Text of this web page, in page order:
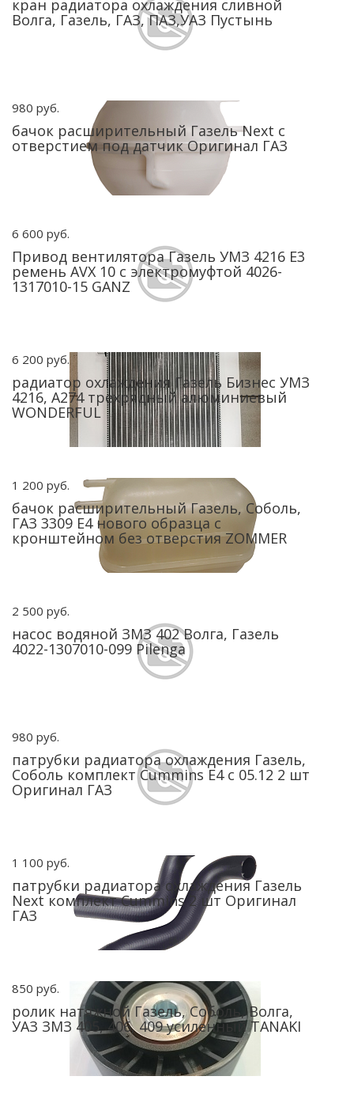
кран радиатора охлаждения сливной
Волга, Газель, ГАЗ, ПАЗ,УАЗ Пустынь
980 руб.
бачок расширительный Газель Next с
отверстием под датчик Оригинал ГАЗ
6 600 руб.
Привод вентилятора Газель УМЗ 4216 Е3
ремень AVX 10 с электромуфтой 4026-
1317010-15 GANZ
6 200 руб.
радиатор охлаждения Газель Бизнес УМЗ
4216, А274 трехрядный алюминиевый
WONDERFUL
1 200 руб.
бачок расширительный Газель, Соболь,
ГАЗ 3309 Е4 нового образца с
кронштейном без отверстия ZOMMER
2 500 руб.
насос водяной ЗМЗ 402 Волга, Газель
4022-1307010-099 Pilenga
980 руб.
патрубки радиатора охлаждения Газель,
Соболь комплект Cummins Е4 с 05.12 2 шт
Оригинал ГАЗ
1 100 руб.
патрубки радиатора охлаждения Газель
Next комплект Cummins 2 шт Оригинал
ГАЗ
850 руб.
ролик натяжной Газель, Соболь, Волга,
УАЗ ЗМЗ 405, 406, 409 усиленный TANAKI